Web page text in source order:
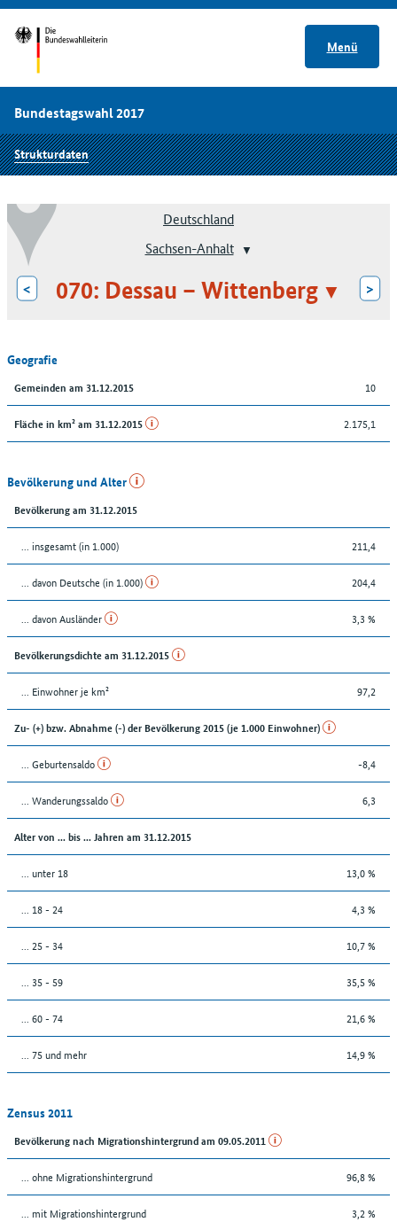
Menü
Bundestagswahl 2017
Strukturdaten
Deutschland
Sachsen-Anhalt
< 070: Dessau – Wittenberg >
Geografie
Gemeinden am 31.12.2015 10
Fläche in km² am 31.12.2015 2.175,1
Bevölkerung und Alter
Bevölkerung am 31.12.2015
... insgesamt (in 1.000) 211,4
... davon Deutsche (in 1.000) 204,4
... davon Ausländer 3,3 %
Bevölkerungsdichte am 31.12.2015
... Einwohner je km² 97,2
Zu- (+) bzw. Abnahme (-) der Bevölkerung 2015 (je 1.000 Einwohner)
... Geburtensaldo -8,4
... Wanderungssaldo 6,3
Alter von ... bis ... Jahren am 31.12.2015
... unter 18 13,0 %
... 18 - 24 4,3 %
... 25 - 34 10,7 %
... 35 - 59 35,5 %
... 60 - 74 21,6 %
... 75 und mehr 14,9 %
Zensus 2011
Bevölkerung nach Migrationshintergrund am 09.05.2011
... ohne Migrationshintergrund 96,8 %
... mit Migrationshintergrund 3,2 %